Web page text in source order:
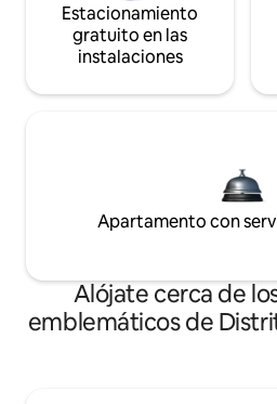
Estacionamiento
gratuito en las
instalaciones
Apartamento con
Alójate cerca de
emblemáticos de